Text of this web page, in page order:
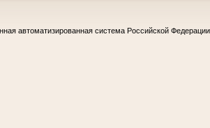
автоматизированная система Российской